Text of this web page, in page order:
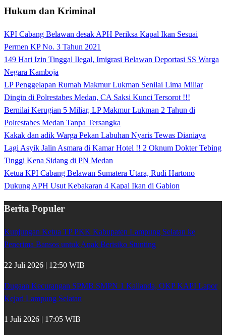
Hukum dan Kriminal
KPI Cabang Belawan desak APH Periksa Kapal Ikan Sesuai
Permen KP No. 3 Tahun 2021
149 Hari Izin Tinggal Ilegal, Imigrasi Belawan Deportasi SS Warga
Negara Kamboja
LP Penggelapan Rumah Makmur Lukman Senilai Lima Miliar
Dingin di Polrestabes Medan, CA Saksi Kunci Tersorot !!!
Bernilai Kerugian 5 Miliar, LP Makmur Lukman 2 Tahun di
Polrestabes Medan Tanpa Tersangka
Kakak dan adik Warga Pekan Labuhan Nyaris Tewas Dianiaya
Lagi Asyik Jalin Asmara di Kamar Hotel !! 2 Oknum Dokter Tebing
Tinggi Kena Sidang di PN Medan
Ketua KPI Cabang Belawan Sumatera Utara, Rudi Hartono
Dukung APH Usut Kebakaran 4 Kapal Ikan di Gabion
Berita Populer
Kunjungan Ketua TP PKK Kabupaten Lampung Selatan ke
Penerima Bansos untuk Anak Berisiko Stunting
22 Juli 2026 | 12:50 WIB
Dugaan Kecurangan SPMB SMPN 1 Kalianda, OKP KAPI Lapor
Kejari Lampung Selatan
1 Juli 2026 | 17:05 WIB